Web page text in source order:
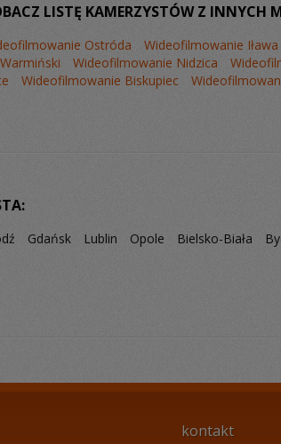
LISTĘ KAMERZYSTÓW Z INNYCH
Ostróda Wideofilmowanie Iława
Wideofilmowanie Nidzica
Wideofilmowanie Biskupiec
Gdańsk Lublin Opole Bielsko-Biała
kontakt